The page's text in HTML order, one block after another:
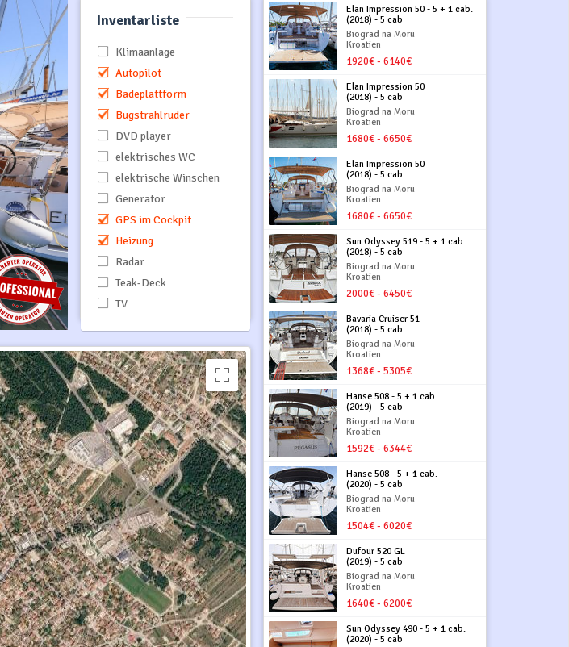
Inventarliste
Klimaanlage
Autopilot
Badeplattform
Bugstrahlruder
DVD player
elektrisches WC
elektrische Winschen
Generator
GPS im Cockpit
Heizung
Radar
Teak-Deck
TV
Elan Impression 50 - 5 + 1 cab.
(2018) - 5 cab
Biograd na Moru
Kroatien
1920€ - 6140€
Elan Impression 50
(2018) - 5 cab
Biograd na Moru
Kroatien
1680€ - 6650€
Elan Impression 50
(2018) - 5 cab
Biograd na Moru
Kroatien
1680€ - 6650€
Sun Odyssey 519 - 5 + 1 cab.
(2018) - 5 cab
Biograd na Moru
Kroatien
2000€ - 6450€
Bavaria Cruiser 51
(2018) - 5 cab
Biograd na Moru
Kroatien
1368€ - 5305€
Hanse 508 - 5 + 1 cab.
(2019) - 5 cab
Biograd na Moru
Kroatien
1592€ - 6344€
Hanse 508 - 5 + 1 cab.
(2020) - 5 cab
Biograd na Moru
Kroatien
1504€ - 6020€
Dufour 520 GL
(2019) - 5 cab
Biograd na Moru
Kroatien
1640€ - 6200€
Sun Odyssey 490 - 5 + 1 cab.
(2020) - 5 cab